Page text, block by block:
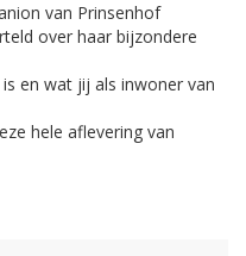
van Prinsenhof
over haar bijzondere
en wat jij als inwoner van
hele aflevering van